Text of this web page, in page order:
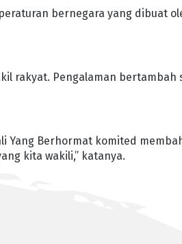
bernegara yang dibuat
rakyat. Pengalaman
Yang Berhormat komited
kita wakili,” katanya.